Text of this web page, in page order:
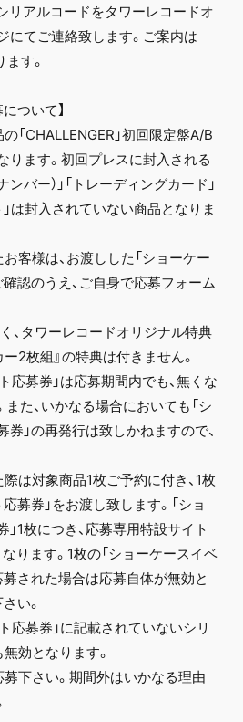
リアルコードをタワーレコードオ
にてご連絡致します。ご案内は
す。
ついて】
「CHALLENGER」初回限定盤A/B
ります。初回プレスに封入される
ンバー）」「トレーディングカード」
は封入されていない商品となりま
客様は、お渡しした「ショーケー
認のうえ、ご自身で応募フォーム
、タワーレコードオリジナル特典
2枚組』の特典は付きません。
応募券」は応募期間内でも、無くな
た、いかなる場合においても「シ
」の再発行は致しかねますので、
は対象商品1枚ご予約に付き、1枚
募券」をお渡し致します。「ショ
1枚につき、応募専用特設サイト
ります。1枚の「ショーケースイベ
募された場合は応募自体が無効と
い。
応募券」に記載されていないシリ
効となります。
下さい。期間外はいかなる理由